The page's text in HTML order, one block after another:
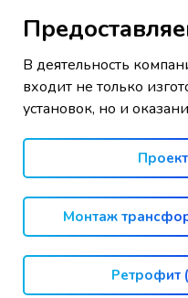
В деятельность
входит не только
установок, но и
Монтаж
Ретрофит